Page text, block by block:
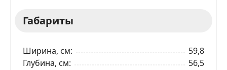
Габариты
Ширина, см
59,8
Глубина, см
56,5